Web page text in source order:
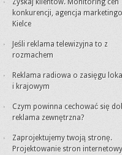
Zyskaj klientów. Monitoring cen
konkurencji, agencja
Kielce
Jeśli reklama telewizyjna to z
rozmachem
Reklama radiowa o zasięgu
i krajowym
Czym powinna cechować się
reklama zewnętrzna?
Zaprojektujemy twoją stronę.
Projektowanie stron